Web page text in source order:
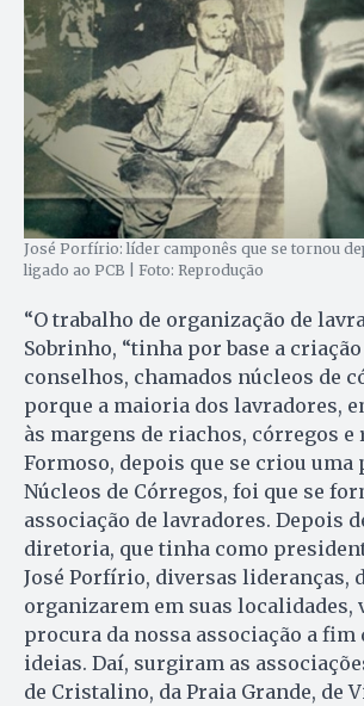
José Porfírio: líder camponês que se tornou
ligado ao PCB | Foto: Reprodução
“O trabalho de organização de
Sobrinho, “tinha por base a
conselhos, chamados núcleos de
porque a maioria dos lavradores,
às margens de riachos, córregos e
Formoso, depois que se criou uma
Núcleos de Córregos, foi que se
associação de lavradores. Depois
diretoria, que tinha como
José Porfírio, diversas lideranças,
organizarem em suas localidades,
procura da nossa associação a fim
ideias. Daí, surgiram as
de Cristalino, da Praia Grande, de